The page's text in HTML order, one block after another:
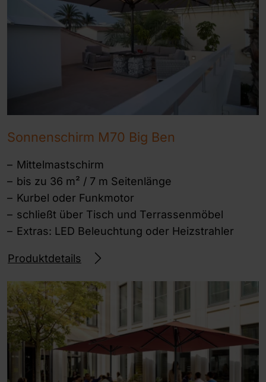
Sonnenschirm M70 Big Ben
Mittelmastschirm
bis zu 36 m² / 7 m Seitenlänge
Kurbel oder Funkmotor
schließt über Tisch und Terrassenmöbel
Extras: LED Beleuchtung oder Heizstrahler
Produktdetails